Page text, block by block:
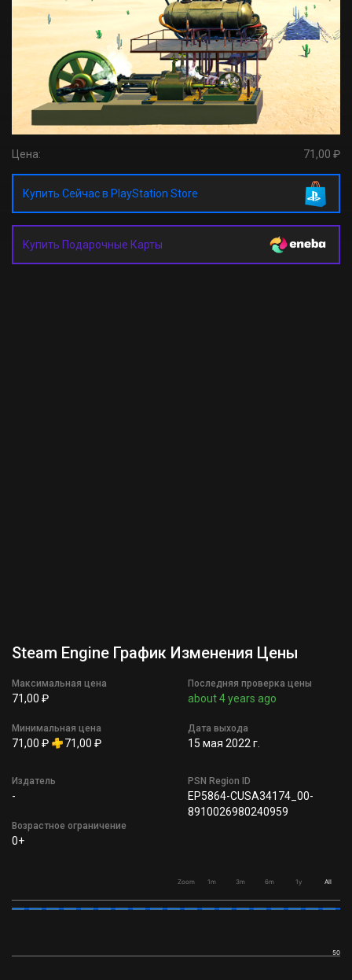
Цена: 71,00 ₽
Купить Сейчас в PlayStation Store
Купить Подарочные Карты
Steam Engine График Изменения Цены
Максимальная цена
71,00 ₽
Минимальная цена
71,00 ₽ 71,00 ₽
Последняя проверка цены
about 4 years ago
Дата выхода
15 мая 2022 г.
Издатель
-
Возрастное ограничение
0+
PSN Region ID
EP5864-CUSA34174_00-
8910026980240959
Zoom 1m 3m 6m 1y All
50